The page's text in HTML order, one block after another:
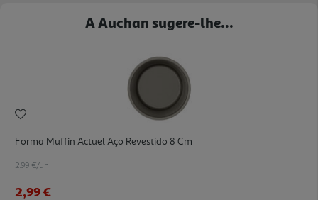
A Auchan sugere-lhe...
Forma Muffin Actuel Aço Revestido 8 Cm
2.99 €/un
2,99 €